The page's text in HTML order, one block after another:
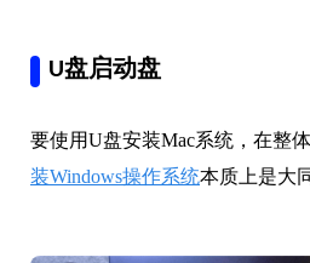
U盘启动盘
要使用U盘安装Mac系统，在整
装Windows操作系统本质上是大